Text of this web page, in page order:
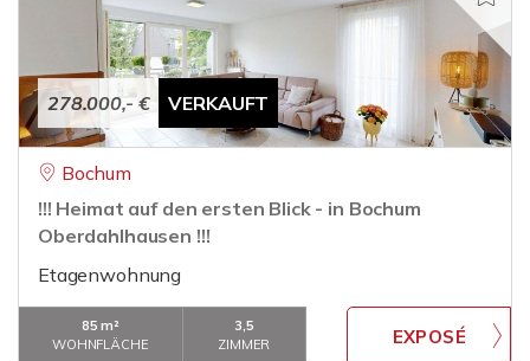
278.000,- € VERKAUFT
Bochum
!!! Heimat auf den ersten Blick - in Bochum
Oberdahlhausen !!!
Etagenwohnung
85 m²
WOHNFLÄCHE
3,5
ZIMMER